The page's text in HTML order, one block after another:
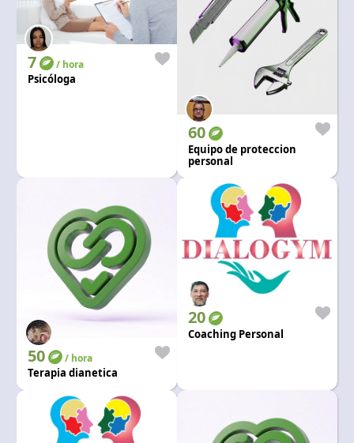
7 / hora
Psicóloga
60
Equipo de proteccion
personal
50 / hora
Terapia dianetica
20
Coaching Personal